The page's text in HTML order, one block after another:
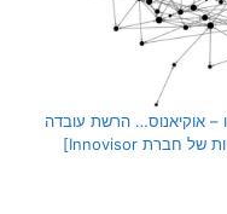
– אוקיאנוס… הרשת עובדה
של חברת Innovisor]